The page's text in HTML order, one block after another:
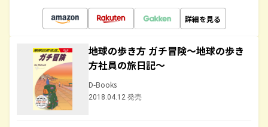
詳細を見る
地球の歩き方 ガチ冒険～地球の歩き
方社員の旅日記～
D-Books
2018.04.12 発売